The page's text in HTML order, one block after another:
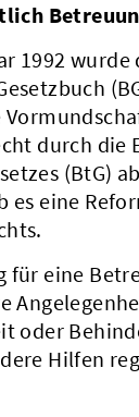
1992 wurde
durch die
(BtG)
es eine
für eine
oder
Hilfen